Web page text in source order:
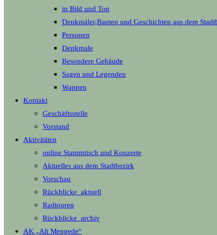
in Bild und Ton
Denkmäler,Bauten und Geschichten aus dem
Personen
Denkmale
Besondere Gebäude
Sagen und Legenden
Wappen
Kontakt
Geschäftsstelle
Vorstand
Aktivitäten
online Stammtisch und Konzerte
Aktuelles aus dem Stadtbezirk
Vorschau
Rückblicke_aktuell
Radtouren
Rückblicke_archiv
AK „Alt Mengede“